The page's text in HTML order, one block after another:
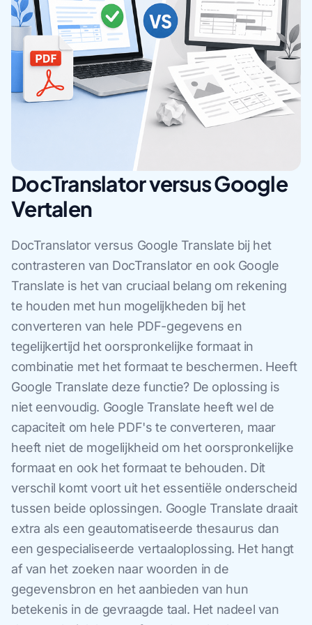
DocTranslator versus Google
Vertalen
DocTranslator versus Google Translate bij het
contrasteren van DocTranslator en ook Google
Translate is het van cruciaal belang om rekening
te houden met hun mogelijkheden bij het
converteren van hele PDF-gegevens en
tegelijkertijd het oorspronkelijke formaat in
combinatie met het formaat te beschermen. Heeft
Google Translate deze functie? De oplossing is
niet eenvoudig. Google Translate heeft wel de
capaciteit om hele PDF's te converteren, maar
heeft niet de mogelijkheid om het oorspronkelijke
formaat en ook het formaat te behouden. Dit
verschil komt voort uit het essentiële onderscheid
tussen beide oplossingen. Google Translate draait
extra als een geautomatiseerde thesaurus dan
een gespecialiseerde vertaaloplossing. Het hangt
af van het zoeken naar woorden in de
gegevensbron en het aanbieden van hun
betekenis in de gevraagde taal. Het nadeel van